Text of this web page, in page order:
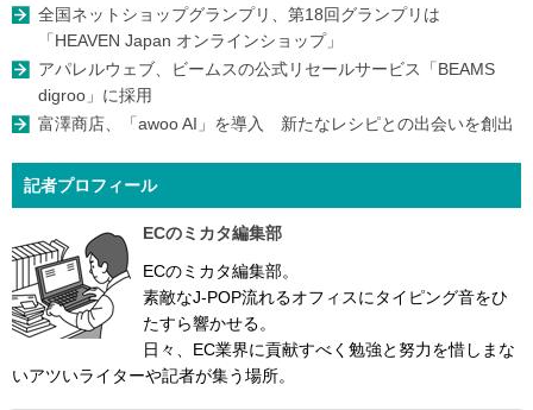
全国ネットショップグランプリ、第18回グランプリは
「HEAVEN Japan オンラインショップ」
アパレルウェブ、ビームスの公式リセールサービス「BEAMS
digroo」に採用
富澤商店、「awoo AI」を導入 新たなレシピとの出会いを創出
記者プロフィール
ECのミカタ編集部
ECのミカタ編集部。
素敵なJ-POP流れるオフィスにタイピング音をひ
たすら響かせる。
日々、EC業界に貢献すべく勉強と努力を惜しまな
いアツいライターや記者が集う場所。